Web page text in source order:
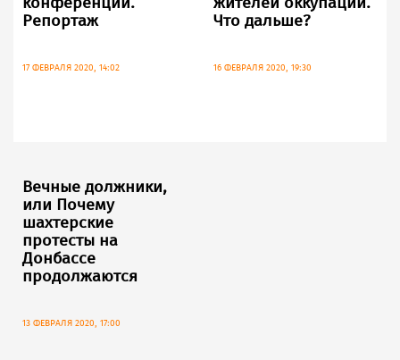
Репортаж
17 ФЕВРАЛЯ 2020, 14:02
Что дальше?
16 ФЕВРАЛЯ 2020, 19:30
Вечные должники,
или Почему
шахтерские
протесты на
Донбассе
продолжаются
13 ФЕВРАЛЯ 2020, 17:00